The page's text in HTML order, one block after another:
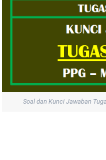
Soal dan Kunci Jawaban